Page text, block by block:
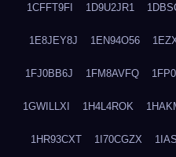
1CFFT9FI 1D9U2JR1
1E8JEY8J 1EN94O56
1FJ0BB6J 1FM8AVFQ
1GWILLXI 1H4L4ROK
1HR93CXT 1I70CGZX